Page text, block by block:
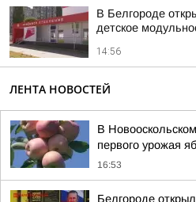
В Белгороде
детское
14:56
ЛЕНТА НОВОСТЕЙ
В
первого урожая
16:53
Белгороде